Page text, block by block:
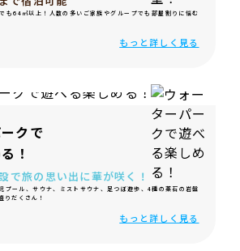
も64㎡以上！人数の多いご家族やグループでも部屋割りに悩む
もっと詳しく見る
クで
！
で旅の思い出に華が咲く！
プール、サウナ、ミストサウナ、足つぼ遊歩、4種の薬石の岩盤
りだくさん！
もっと詳しく見る